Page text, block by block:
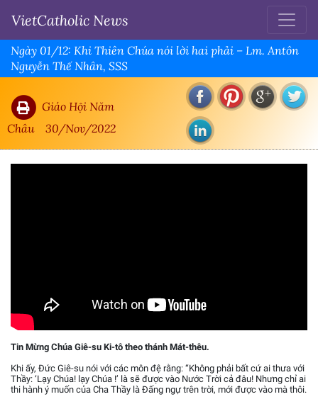
VietCatholic News
Ngày 01/12: Khi Thiên Chúa nói lời hai phải – Lm. Antôn
Nguyễn Thế Nhân, SSS
Giáo Hội Năm
Châu
30/Nov/2022
Tin Mừng Chúa Giê-su Ki-tô theo thánh Mát-thêu.
Khi ấy, Đức Giê-su nói với các môn đệ rằng: “Không phải bất cứ ai thưa với
Thầy: ‘Lạy Chúa! lạy Chúa !’ là sẽ được vào Nước Trời cả đâu! Nhưng chỉ ai
thi hành ý muốn của Cha Thầy là Đấng ngự trên trời, mới được vào mà thôi.